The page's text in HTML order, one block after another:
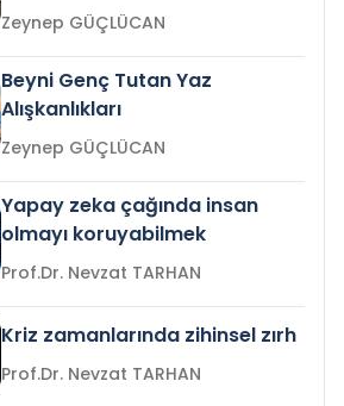
Zeynep GÜÇLÜCAN
Beyni Genç Tutan Yaz
Alışkanlıkları
Zeynep GÜÇLÜCAN
Yapay zeka çağında insan
olmayı koruyabilmek
Prof.Dr. Nevzat TARHAN
Kriz zamanlarında zihinsel zırh
Prof.Dr. Nevzat TARHAN